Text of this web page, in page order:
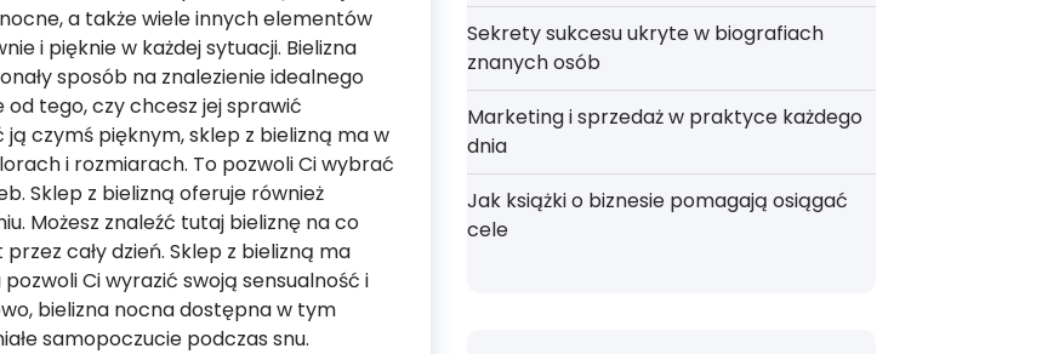
a także wiele innych elementów
i pięknie w każdej sytuacji. Bielizna
sposób na znalezienie idealnego
tego, czy chcesz jej sprawić
czymś pięknym, sklep z bielizną ma w
i rozmiarach. To pozwoli Ci wybrać
Sklep z bielizną oferuje również
Możesz znaleźć tutaj bieliznę na co
cały dzień. Sklep z bielizną ma
Ci wyrazić swoją sensualność i
bielizna nocna dostępna w tym
samopoczucie podczas snu.
Sekrety sukcesu ukryte w biografiach
znanych osób
Marketing i sprzedaż w praktyce każdego
dnia
Jak książki o biznesie pomagają osiągać
cele